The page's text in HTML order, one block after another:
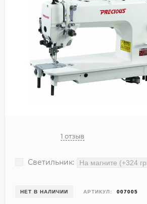
1 отзыв
Светильник:
НЕТ В НАЛИЧИИ АРТИКУЛ: 007005